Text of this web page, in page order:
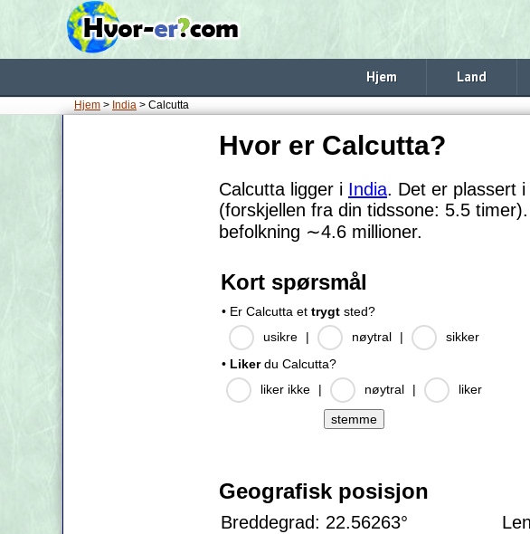
Hjem Land
Hjem > India > Calcutta
Hvor er Calcutta?
Calcutta ligger i India. Det er plassert
(forskjellen fra din tidssone: 5.5
befolkning ∼4.6 millioner.
Kort spørsmål
• Er Calcutta et trygt sted?
usikre
| nøytral |
sikker
• Likerdu Calcutta?
liker ikke
| nøytral | liker
Geografisk posisjon
Breddegrad: 22.56263°